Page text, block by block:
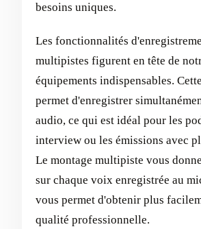
besoins uniques.
Les fonctionnalités
multipistes figurent en tête de
équipements indispensables.
permet d'enregistrer
audio, ce qui est idéal pour les
interview ou les émissions avec
Le montage multipiste vous
sur chaque voix enregistrée au
vous permet d'obtenir plus
qualité professionnelle.